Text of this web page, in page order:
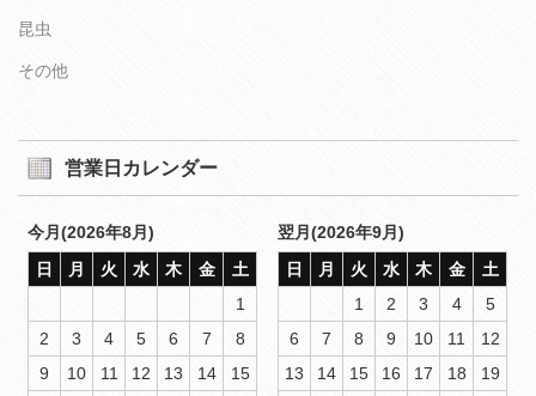
昆虫
その他
営業日カレンダー
今月(2026年8月)
日
月 火 水 木 金
土
1
2
3 4 5 6 7
8
9
10 11 12 13 14
15
翌月(2026年9月)
日
月 火 水 木 金
土
1
2 3 4
5
6
7 8 9 10 11
12
13
14 15 16 17 18
19